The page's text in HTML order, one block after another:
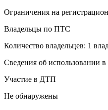
Ограничения на
Владельцы по ПТС
Количество владельцев: 1
Сведения об использовании
Участие в ДТП
Не обнаружены